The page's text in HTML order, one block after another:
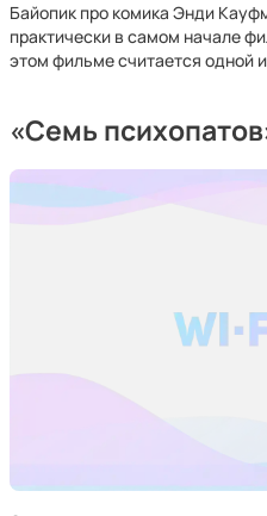
Байопик про комика Энди
практически в самом начале
этом фильме считается одной
«Семь